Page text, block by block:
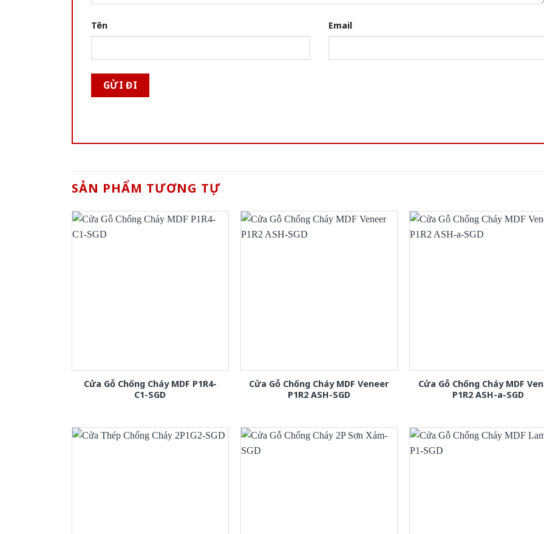
Tên Email
SẢN PHẨM TƯƠNG TỰ
Cửa Gỗ Chống Cháy MDF P1R4-
C1-SGD
Cửa Gỗ Chống Cháy MDF Veneer
P1R2 ASH-SGD
Cửa Gỗ Chống Cháy MDF
P1R2 ASH-a-SGD